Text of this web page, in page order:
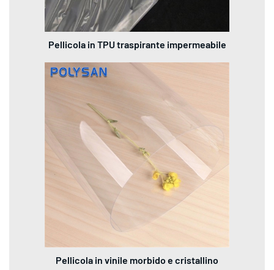
Pellicola in TPU traspirante impermeabile
Pellicola in vinile morbido e cristallino